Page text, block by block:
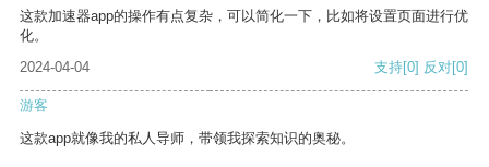
这款加速器app的操作有点复杂，可以简化一下，比如将设置页面进行优
化。
2024-04-04
支持[0] 反对[0]
游客
这款app就像我的私人导师，带领我探索知识的奥秘。